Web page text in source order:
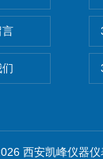
言
西安凯峰仪器